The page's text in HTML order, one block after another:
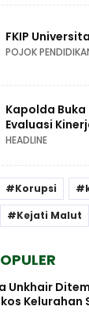
FKIP
POJOK
Kapolda Buka
Evaluasi
HEADLINE
Korupsi
Kejati Malut
Unkhair
Kelurahan